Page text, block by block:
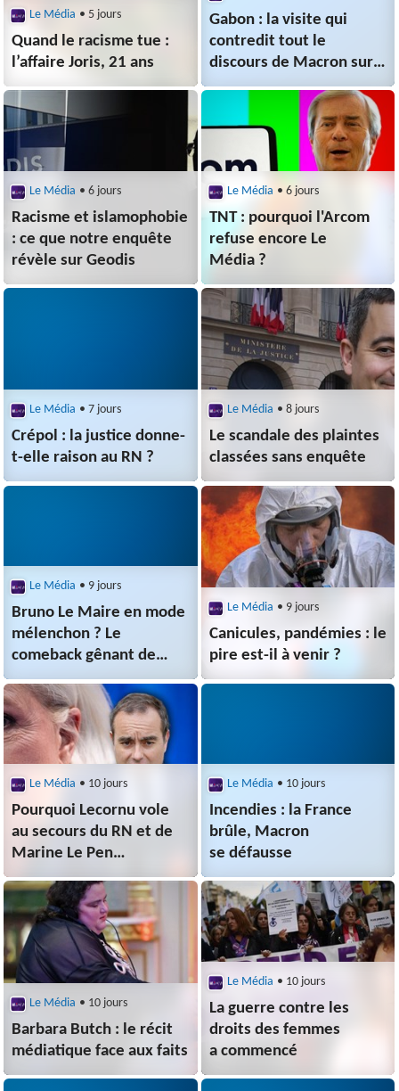
Le Média • 5 jours
Quand le racisme tue :
l’affaire Joris, 21 ans
Gabon : la visite qui
contredit tout le
discours de Macron sur
la Françafrique
Le Média • 6 jours
Racisme et islamophobie
: ce que notre enquête
révèle sur Geodis
Le Média • 6 jours
TNT : pourquoi l'Arcom
refuse encore Le
Média ?
Le Média • 7 jours
Crépol : la justice donne-
t-elle raison au RN ?
Le Média • 8 jours
Le scandale des plaintes
classées sans enquête
Le Média • 9 jours
Bruno Le Maire en mode
mélenchon ? Le
comeback gênant de
l'ancien ministre
Le Média • 9 jours
Canicules, pandémies : le
pire est-il à venir ?
Le Média • 10 jours
Pourquoi Lecornu vole
au secours du RN et de
Marine Le Pen
avant 2027
Le Média • 10 jours
Incendies : la France
brûle, Macron
se défausse
Le Média • 10 jours
Barbara Butch : le récit
médiatique face aux faits
Le Média • 10 jours
La guerre contre les
droits des femmes
a commencé